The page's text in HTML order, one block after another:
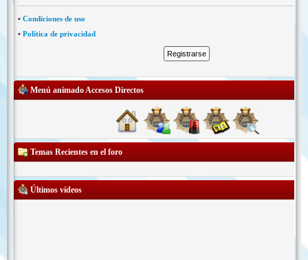
• Condiciones de uso
• Política de privacidad
Menú animado Accesos Directos
Temas Recientes en el foro
Últimos vídeos